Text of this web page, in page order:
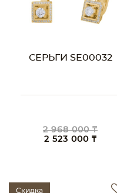
СЕРЬГИ SE00032
2 968 000 ₸
2 523 000 ₸
Скидка